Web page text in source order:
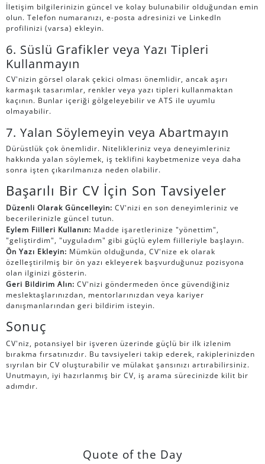
İletişim bilgilerinizin güncel ve kolay bulunabilir olduğundan emin
olun. Telefon numaranızı, e-posta adresinizi ve LinkedIn
profilinizi (varsa) ekleyin.
6. Süslü Grafikler veya Yazı Tipleri
Kullanmayın
CV'nizin görsel olarak çekici olması önemlidir, ancak aşırı
karmaşık tasarımlar, renkler veya yazı tipleri kullanmaktan
kaçının. Bunlar içeriği gölgeleyebilir ve ATS ile uyumlu
olmayabilir.
7. Yalan Söylemeyin veya Abartmayın
Dürüstlük çok önemlidir. Nitelikleriniz veya deneyimleriniz
hakkında yalan söylemek, iş teklifini kaybetmenize veya daha
sonra işten çıkarılmanıza neden olabilir.
Başarılı Bir CV İçin Son Tavsiyeler
Düzenli Olarak Güncelleyin: CV'nizi en son deneyimleriniz ve
becerilerinizle güncel tutun.
Eylem Fiilleri Kullanın: Madde işaretlerinize "yönettim",
"geliştirdim", "uyguladım" gibi güçlü eylem fiilleriyle başlayın.
Ön Yazı Ekleyin: Mümkün olduğunda, CV'nize ek olarak
özelleştirilmiş bir ön yazı ekleyerek başvurduğunuz pozisyona
olan ilginizi gösterin.
Geri Bildirim Alın: CV'nizi göndermeden önce güvendiğiniz
meslektaşlarınızdan, mentorlarınızdan veya kariyer
danışmanlarından geri bildirim isteyin.
Sonuç
CV'niz, potansiyel bir işveren üzerinde güçlü bir ilk izlenim
bırakma fırsatınızdır. Bu tavsiyeleri takip ederek, rakiplerinizden
sıyrılan bir CV oluşturabilir ve mülakat şansınızı artırabilirsiniz.
Unutmayın, iyi hazırlanmış bir CV, iş arama sürecinizde kilit bir
adımdır.
Quote of the Day